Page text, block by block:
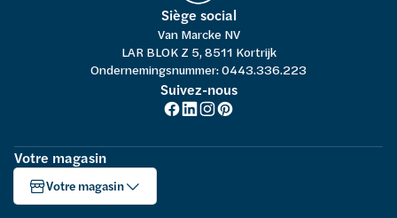
Siège social
Van Marcke NV
LAR BLOK Z 5, 8511 Kortrijk
Ondernemingsnummer: 0443.336.223
Suivez-nous
Votre magasin
Votre magasin